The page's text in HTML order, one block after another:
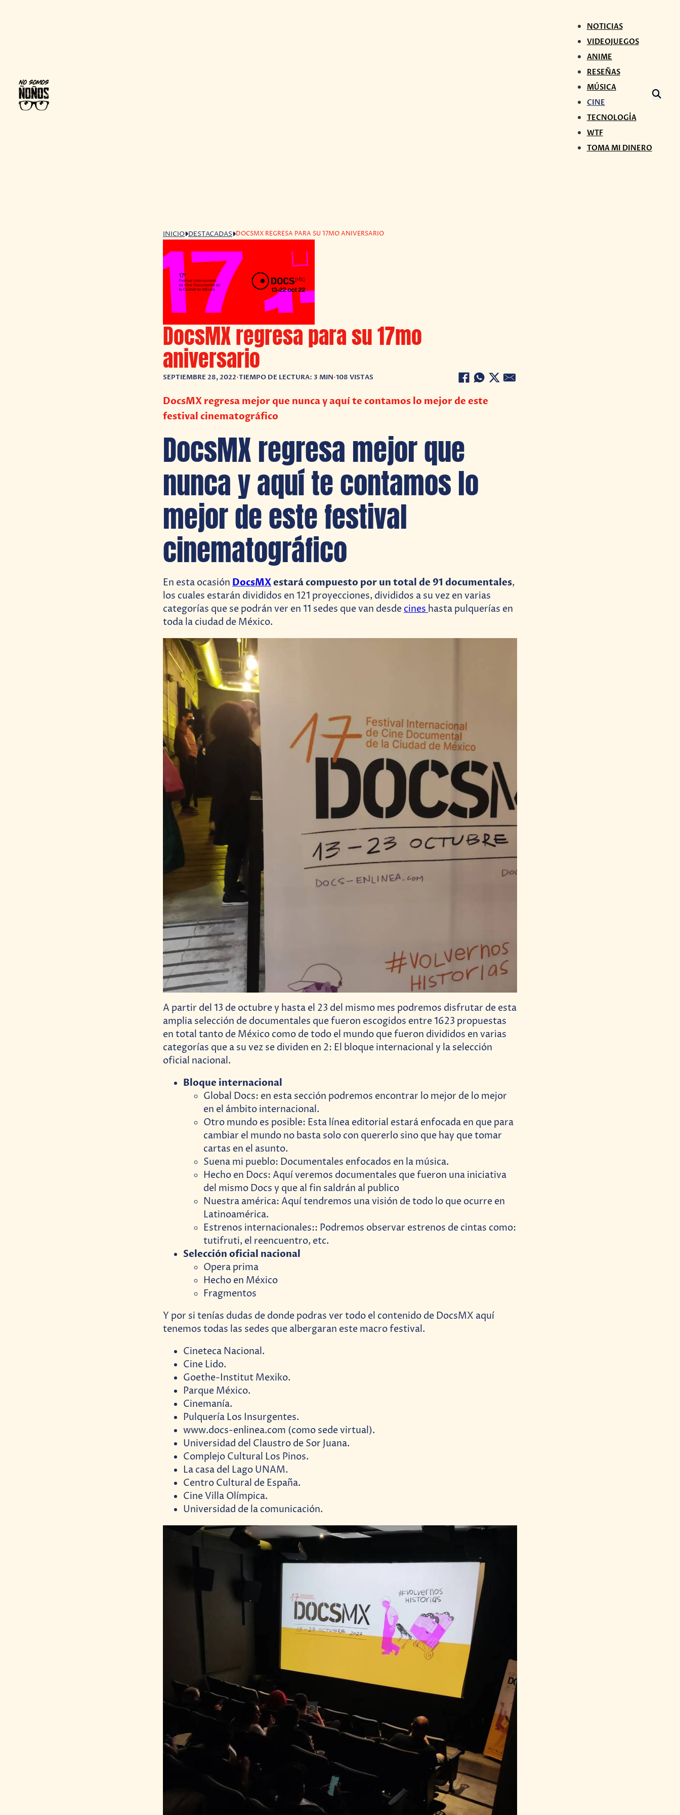
NOTICIAS
VIDEOJUEGOS
ANIME
RESEÑAS
MÚSICA
CINE
TECNOLOGÍA
WTF
TOMA MI DINERO
INICIO DESTACADAS DOCSMX REGRESA PARA SU 17MO ANIVERSARIO
DocsMX regresa para su 17mo
aniversario
SEPTIEMBRE 28, 2022•TIEMPO DE LECTURA: 3 MIN•108 VISTAS
DocsMX regresa mejor que nunca y aquí te contamos lo mejor de este
festival cinematográfico
DocsMX regresa mejor que
nunca y aquí te contamos lo
mejor de este festival
cinematográfico
En esta ocasión DocsMXestará compuesto por un total de 91 documentales,
los cuales estarán divididos en 121 proyecciones, divididos a su vez en varias
categorías que se podrán ver en 11 sedes que van desdecineshasta pulquerías en
toda la ciudad de México.
A partir del 13 de octubre y hasta el 23 del mismo mes podremos disfrutar de esta
amplia selección de documentales que fueron escogidos entre 1623 propuestas
en total tanto de México como de todo el mundo que fueron divididos en varias
categorías que a su vez se dividen en 2: El bloque internacional y la selección
oficial nacional.
Bloque internacional
Global Docs: en esta sección podremos encontrar lo mejor de lo mejor
en el ámbito internacional.
Otro mundo es posible: Esta línea editorial estará enfocada en que para
cambiar el mundo no basta solo con quererlo sino que hay que tomar
cartas en el asunto.
Suena mi pueblo: Documentales enfocados en la música.
Hecho en Docs: Aquí veremos documentales que fueron una iniciativa
del mismo Docs y que al fin saldrán al publico
Nuestra américa: Aquí tendremos una visión de todo lo que ocurre en
Latinoamérica.
Estrenos internacionales:: Podremos observar estrenos de cintas como:
tutifruti, el reencuentro, etc.
Selección oficial nacional
Opera prima
Hecho en México
Fragmentos
Y por si tenías dudas de donde podras ver todo el contenido de DocsMX aquí
tenemos todas las sedes que albergaran este macro festival.
Cineteca Nacional.
Cine Lido.
Goethe-Institut Mexiko.
Parque México.
Cinemanía.
Pulquería Los Insurgentes.
www.docs-enlinea.com (como sede virtual).
Universidad del Claustro de Sor Juana.
Complejo Cultural Los Pinos.
La casa del Lago UNAM.
Centro Cultural de España.
Cine Villa Olímpica.
Universidad de la comunicación.